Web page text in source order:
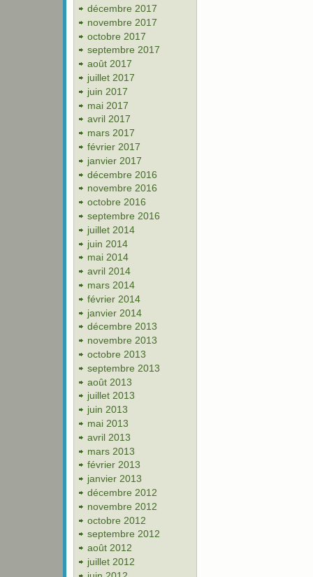
décembre 2017
novembre 2017
octobre 2017
septembre 2017
août 2017
juillet 2017
juin 2017
mai 2017
avril 2017
mars 2017
février 2017
janvier 2017
décembre 2016
novembre 2016
octobre 2016
septembre 2016
juillet 2014
juin 2014
mai 2014
avril 2014
mars 2014
février 2014
janvier 2014
décembre 2013
novembre 2013
octobre 2013
septembre 2013
août 2013
juillet 2013
juin 2013
mai 2013
avril 2013
mars 2013
février 2013
janvier 2013
décembre 2012
novembre 2012
octobre 2012
septembre 2012
août 2012
juillet 2012